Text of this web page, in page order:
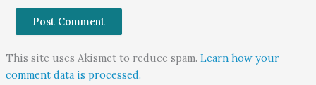
This site uses Akismet to reduce spam. Learn how your
comment data is processed.